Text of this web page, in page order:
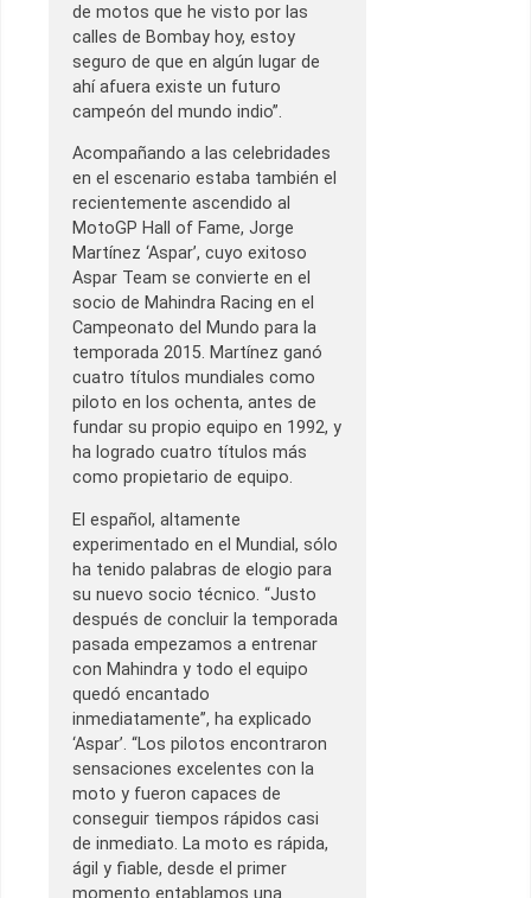
de motos que he visto por las
calles de Bombay hoy, estoy
seguro de que en algún lugar de
ahí afuera existe un futuro
campeón del mundo indio”.
Acompañando a las celebridades
en el escenario estaba también el
recientemente ascendido al
MotoGP Hall of Fame, Jorge
Martínez ‘Aspar’, cuyo exitoso
Aspar Team se convierte en el
socio de Mahindra Racing en el
Campeonato del Mundo para la
temporada 2015. Martínez ganó
cuatro títulos mundiales como
piloto en los ochenta, antes de
fundar su propio equipo en 1992, y
ha logrado cuatro títulos más
como propietario de equipo.
El español, altamente
experimentado en el Mundial, sólo
ha tenido palabras de elogio para
su nuevo socio técnico. “Justo
después de concluir la temporada
pasada empezamos a entrenar
con Mahindra y todo el equipo
quedó encantado
inmediatamente”, ha explicado
‘Aspar’. “Los pilotos encontraron
sensaciones excelentes con la
moto y fueron capaces de
conseguir tiempos rápidos casi
de inmediato. La moto es rápida,
ágil y fiable, desde el primer
momento entablamos una